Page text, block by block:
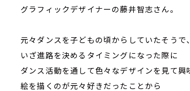
グラフィックデザイナーの藤井智志さん。
元々ダンスを子どもの頃からしていたそうで、
いざ進路を決めるタイミングになった際に
ダンス活動を通して色々なデザインを見て興
絵を描くのが元々好きだったことから